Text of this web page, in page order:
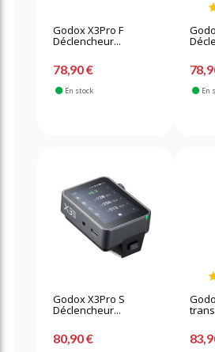
Godox X3Pro F
Déclencheur...
78,90 €
En stock En
Godox X3Pro S
Déclencheur...
80,90 €